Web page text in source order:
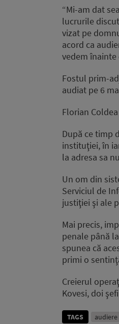
“Mi-am dat
lucrurile
vizat pe
acord ca
vedem înainte
Fostul prim-
audiat pe 6
Florian
După ce timp
instituţiei, în
la adresa sa
Un om din
Serviciul de
justiţiei şi ale
Mai precis,
penale până
spunea că
primi o
Creierul
Kovesi, doi
TAGS audiere